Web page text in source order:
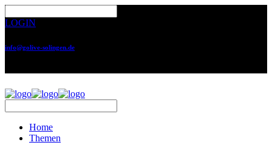
LOGIN
info@golive-solingen.de
Home
Themen